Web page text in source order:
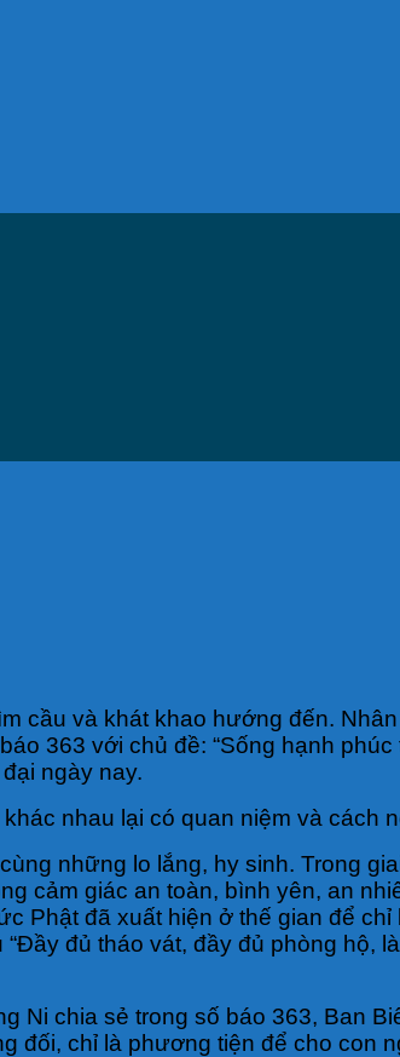
cầu và khát khao hướng đến. Nhân
363 với chủ đề: “Sống hạnh
ngày nay.
nhau lại có quan niệm và cách
những lo lắng, hy sinh. Trong
cảm giác an toàn, bình yên, an
Phật đã xuất hiện ở thế gian để
đủ tháo vát, đầy đủ phòng hộ,
chia sẻ trong số báo 363, Ban
đối, chỉ là phương tiện để cho con